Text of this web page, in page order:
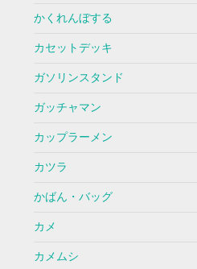
かくれんぼする
カセットデッキ
ガソリンスタンド
ガッチャマン
カップラーメン
カツラ
かばん・バッグ
カメ
カメムシ